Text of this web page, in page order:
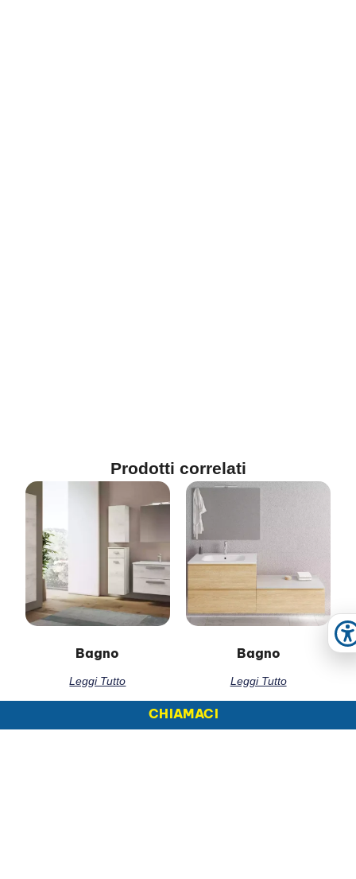
Prodotti correlati
Bagno
Leggi Tutto
Bagno
Leggi Tutto
CHIAMACI